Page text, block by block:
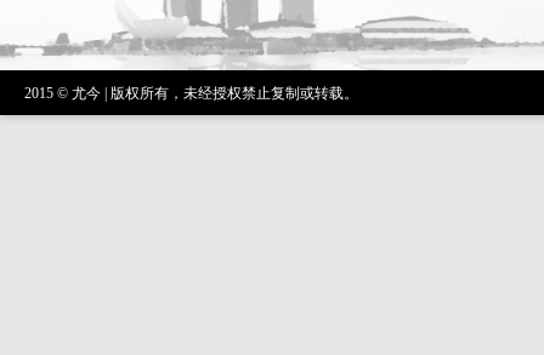
2015 © 尤今 | 版权所有，未经授权禁止复制或转载。